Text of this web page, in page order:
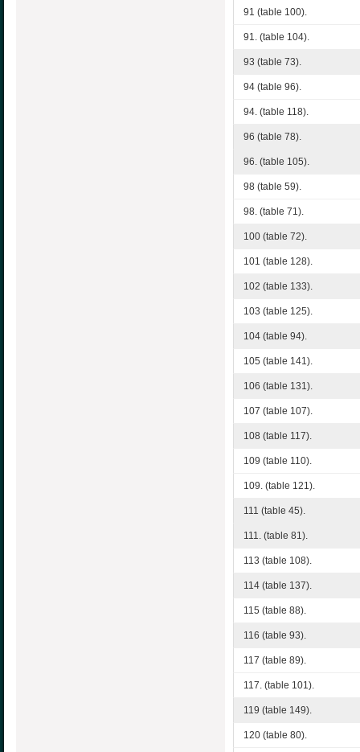
91 (table 100).
91. (table 104).
93 (table 73).
94 (table 96).
94. (table 118).
96 (table 78).
96. (table 105).
98 (table 59).
98. (table 71).
100 (table 72).
101 (table 128).
102 (table 133).
103 (table 125).
104 (table 94).
105 (table 141).
106 (table 131).
107 (table 107).
108 (table 117).
109 (table 110).
109. (table 121).
111 (table 45).
111. (table 81).
113 (table 108).
114 (table 137).
115 (table 88).
116 (table 93).
117 (table 89).
117. (table 101).
119 (table 149).
120 (table 80).